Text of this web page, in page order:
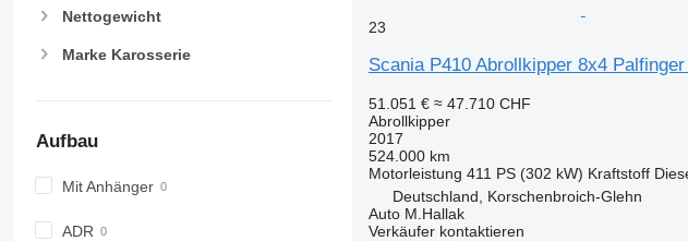
Nettogewicht
Marke Karosserie
Aufbau
Mit Anhänger
ADR
23
Scania P410 Abrollkipper 8x4
51.051 € ≈ 47.710 CHF
Abrollkipper
2017
524.000 km
Motorleistung 411 PS (302 kW) Kraftstoff
Deutschland, Korschenbroich-Glehn
Auto M.Hallak
Verkäufer kontaktieren